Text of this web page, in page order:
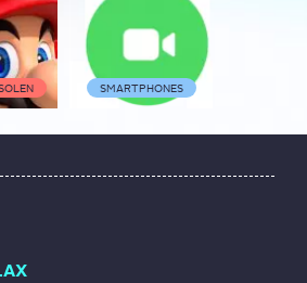
SMARTPHONES